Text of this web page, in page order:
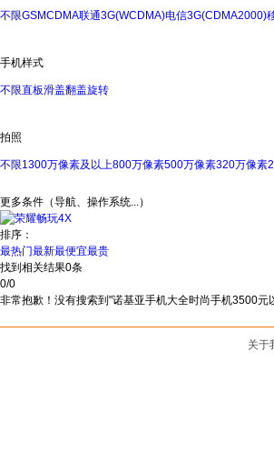
不限GSMCDMA联通3G(WCDMA)电信3G(CDMA2000)
手机样式
不限直板滑盖翻盖旋转
拍照
不限1300万像素及以上800万像素500万像素320万像素
更多条件（导航、操作系统...）
排序：
最热门最新最便宜最贵
找到相关结果0条
0/0
非常抱歉！没有搜索到"诺基亚手机大全时尚手机3500元
关于